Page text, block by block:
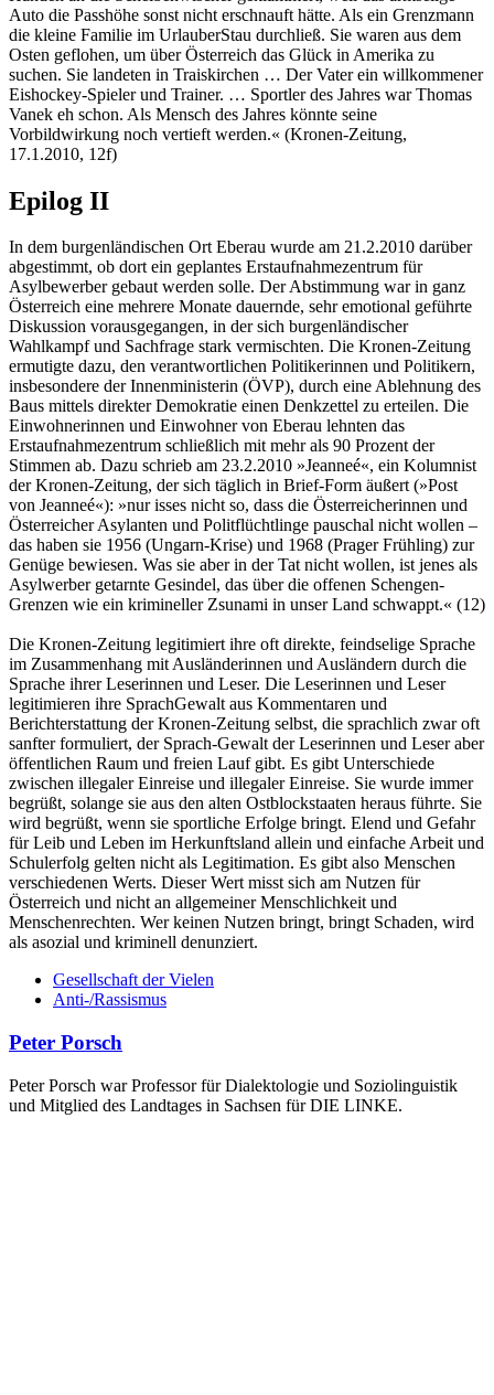
Auto die Passhöhe sonst nicht erschnauft hätte. Als ein Grenzmann
die kleine Familie im UrlauberStau durchließ. Sie waren aus dem
Osten geflohen, um über Österreich das Glück in Amerika zu
suchen. Sie landeten in Traiskirchen … Der Vater ein willkommener
Eishockey-Spieler und Trainer. … Sportler des Jahres war Thomas
Vanek eh schon. Als Mensch des Jahres könnte seine
Vorbildwirkung noch vertieft werden.« (Kronen-Zeitung,
17.1.2010, 12f)
Epilog II
In dem burgenländischen Ort Eberau wurde am 21.2.2010 darüber
abgestimmt, ob dort ein geplantes Erstaufnahmezentrum für
Asylbewerber gebaut werden solle. Der Abstimmung war in ganz
Österreich eine mehrere Monate dauernde, sehr emotional geführte
Diskussion vorausgegangen, in der sich burgenländischer
Wahlkampf und Sachfrage stark vermischten. Die Kronen-Zeitung
ermutigte dazu, den verantwortlichen Politikerinnen und Politikern,
insbesondere der Innenministerin (ÖVP), durch eine Ablehnung des
Baus mittels direkter Demokratie einen Denkzettel zu erteilen. Die
Einwohnerinnen und Einwohner von Eberau lehnten das
Erstaufnahmezentrum schließlich mit mehr als 90 Prozent der
Stimmen ab. Dazu schrieb am 23.2.2010 »Jeanneé«, ein Kolumnist
der Kronen-Zeitung, der sich täglich in Brief-Form äußert (»Post
von Jeanneé«): »nur isses nicht so, dass die Österreicherinnen und
Österreicher Asylanten und Politflüchtlinge pauschal nicht wollen –
das haben sie 1956 (Ungarn-Krise) und 1968 (Prager Frühling) zur
Genüge bewiesen. Was sie aber in der Tat nicht wollen, ist jenes als
Asylwerber getarnte Gesindel, das über die offenen Schengen-
Grenzen wie ein krimineller Zsunami in unser Land schwappt.« (12)
Die Kronen-Zeitung legitimiert ihre oft direkte, feindselige Sprache
im Zusammenhang mit Ausländerinnen und Ausländern durch die
Sprache ihrer Leserinnen und Leser. Die Leserinnen und Leser
legitimieren ihre SprachGewalt aus Kommentaren und
Berichterstattung der Kronen-Zeitung selbst, die sprachlich zwar oft
sanfter formuliert, der Sprach-Gewalt der Leserinnen und Leser aber
öffentlichen Raum und freien Lauf gibt. Es gibt Unterschiede
zwischen illegaler Einreise und illegaler Einreise. Sie wurde immer
begrüßt, solange sie aus den alten Ostblockstaaten heraus führte. Sie
wird begrüßt, wenn sie sportliche Erfolge bringt. Elend und Gefahr
für Leib und Leben im Herkunftsland allein und einfache Arbeit und
Schulerfolg gelten nicht als Legitimation. Es gibt also Menschen
verschiedenen Werts. Dieser Wert misst sich am Nutzen für
Österreich und nicht an allgemeiner Menschlichkeit und
Menschenrechten. Wer keinen Nutzen bringt, bringt Schaden, wird
als asozial und kriminell denunziert.
Gesellschaft der Vielen
Anti-/Rassismus
Peter Porsch
Peter Porsch war Professor für Dialektologie und Soziolinguistik
und Mitglied des Landtages in Sachsen für DIE LINKE.